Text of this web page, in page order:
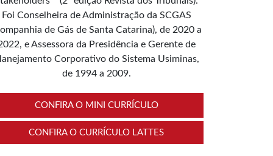
Foi Conselheira de Administração da SCGAS
de Gás de Santa Catarina), de 2020 a
e Assessora da Presidência e Gerente de
Corporativo do Sistema Usiminas,
de 1994 a 2009.
CONFIRA O MINI CURRÍCULO
CONFIRA O CURRÍCULO LATTES